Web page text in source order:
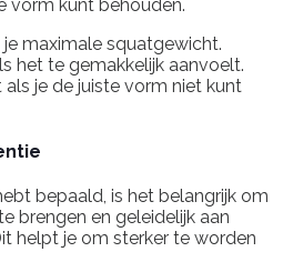
vorm kunt behouden.
maximale squatgewicht.
het te gemakkelijk aanvoelt.
je de juiste vorm niet kunt
bepaald, is het belangrijk om
brengen en geleidelijk aan
helpt je om sterker te worden